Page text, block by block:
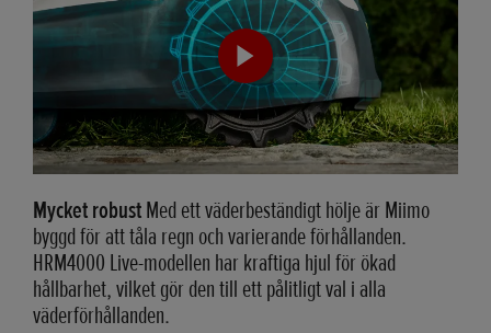
Mycket robustMed ett väderbeständigt hölje är Miimo
byggd för att tåla regn och varierande förhållanden.
HRM4000 Live-modellen har kraftiga hjul för ökad
hållbarhet, vilket gör den till ett pålitligt val i alla
väderförhållanden.